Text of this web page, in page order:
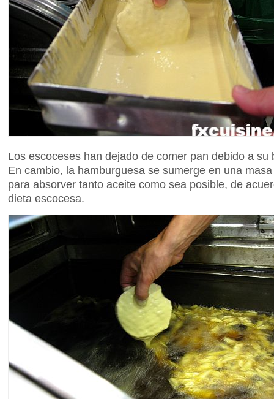
Los escoceses han dejado de comer pan debido a
En cambio, la hamburguesa se sumerge en una
para absorver tanto aceite como sea posible, de
dieta escocesa.